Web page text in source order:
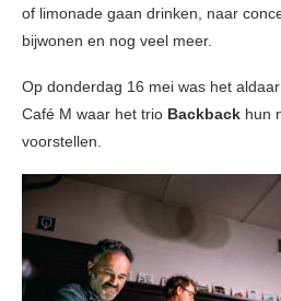
of limonade gaan drinken, naar
bijwonen en nog veel meer.
Op donderdag 16 mei was het
Café M waar het trio Backback hun
voorstellen.